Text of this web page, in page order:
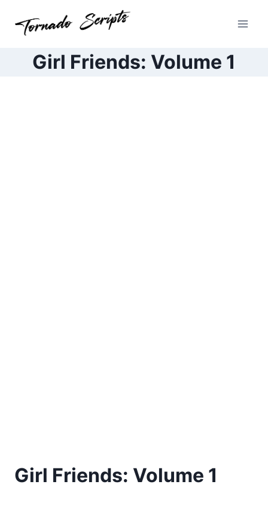
para
ConteúdoGirl Friends: Volume 1
Girl Friends: Volume 1